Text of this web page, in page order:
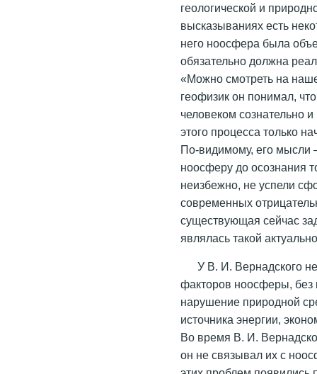
геологической и
высказываниях есть
него ноосфера была
обязательно должна
«Можно смотреть на
геофизик он понимал,
человеком сознательно
этого процесса только
По-видимому, его мысли
ноосферу до осознания
неизбежно, не успели
современных
существующая сейчас
являлась такой
У В. И. Вернадского
факторов ноосферы, без
нарушение природной
источника энергии,
Во время В. И.
он не связывал их с